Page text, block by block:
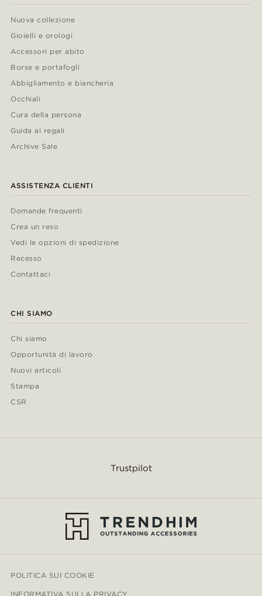
Nuova collezione
Gioielli e orologi
Accessori per abito
Borse e portafogli
Abbigliamento e biancheria
Occhiali
Cura della persona
Guida ai regali
Archive Sale
ASSISTENZA CLIENTI
Domande frequenti
Crea un reso
Vedi le opzioni di spedizione
Recesso
Contattaci
CHI SIAMO
Chi siamo
Opportunità di lavoro
Nuovi articoli
Stampa
CSR
Trustpilot
POLITICA SUI COOKIE
INFORMATIVA SULLA PRIVACY